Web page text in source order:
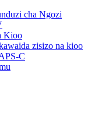
cha Ngozi
Kioo
zisizo na kioo
C